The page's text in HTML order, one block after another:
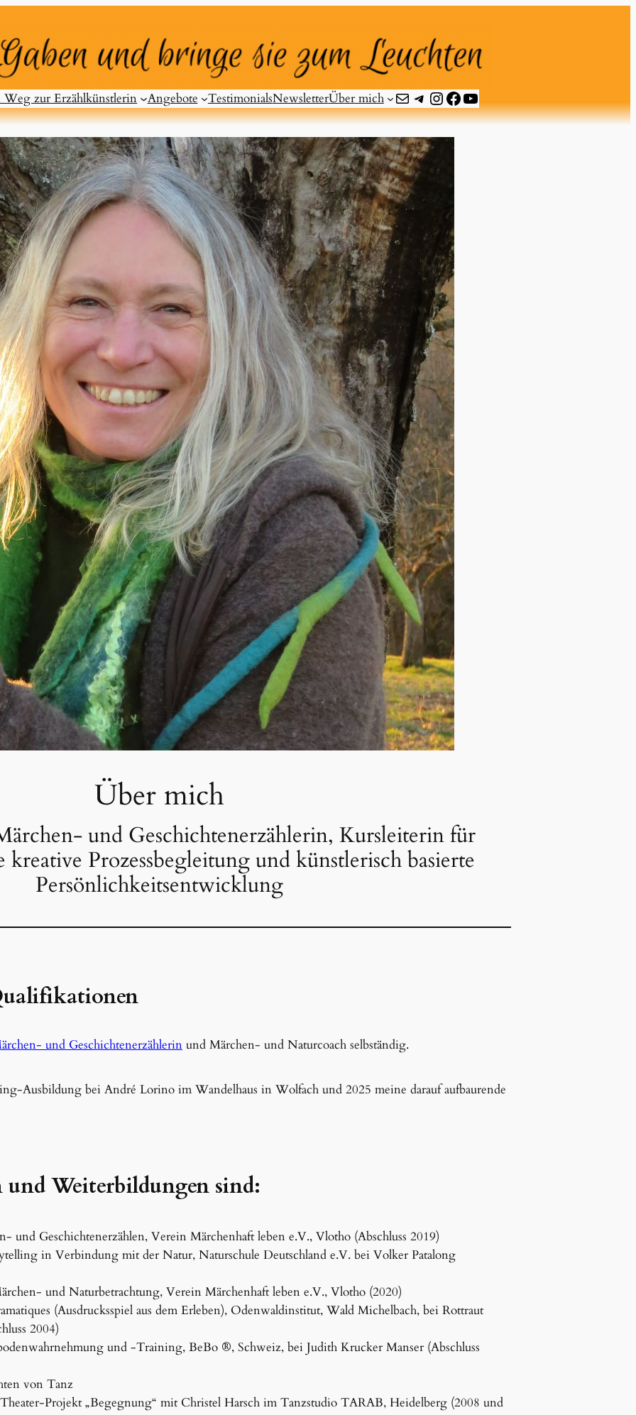
zur Erzählkünstlerin Angebote TestimonialsNewsletterÜber mich E-Mail TelegramInstagramFacebook YouTube
Über mich
und Geschichtenerzählerin, Kursleiterin für
kreative Prozessbegleitung und künstlerisch basierte
Persönlichkeitsentwicklung
und Geschichtenerzählerin und Märchen- und Naturcoach selbständig.
Ausbildung bei André Lorino im Wandelhaus in Wolfach und 2025 meine darauf aufbaurende
Weiterbildungen sind:
und Geschichtenerzählen, Verein Märchenhaft leben e.V., Vlotho (Abschluss 2019)
in Verbindung mit der Natur, Naturschule Deutschland e.V. bei Volker Patalong
und Naturbetrachtung, Verein Märchenhaft leben e.V., Vlotho (2020)
(Ausdrucksspiel aus dem Erleben), Odenwaldinstitut, Wald Michelbach, bei Rottraut
2004)
und -Training, BeBo ®, Schweiz, bei Judith Krucker Manser (Abschluss
von Tanz
Projekt „Begegnung“ mit Christel Harsch im Tanzstudio TARAB, Heidelberg (2008 und